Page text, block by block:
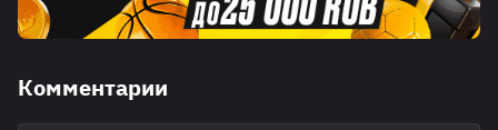
Комментарии